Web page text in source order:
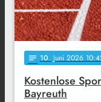
notes 10. Juni 2026
Kostenlose
Bayreuth